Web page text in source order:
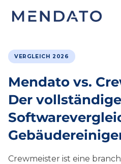
VERGLEICH 2026
Mendato vs.
Der vollständige
Crewmeister ist eine